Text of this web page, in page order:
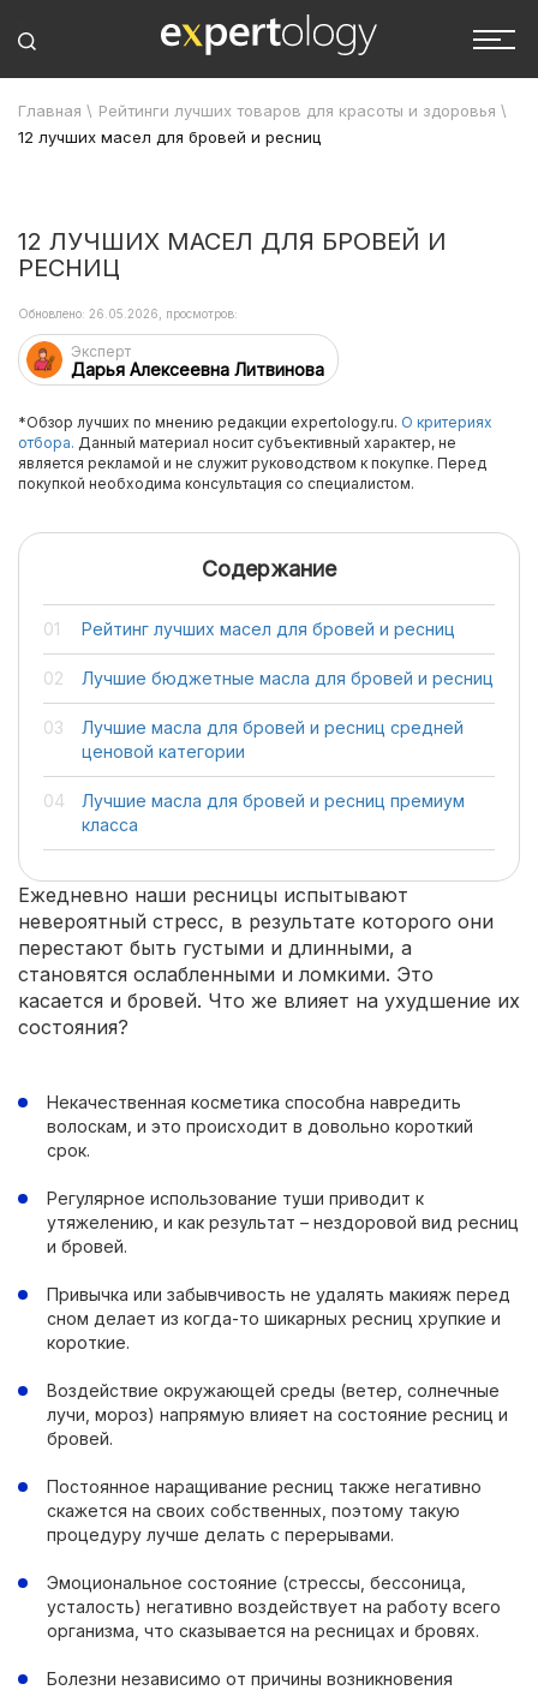
Главная \ Рейтинги лучших товаров для красоты и здоровья \
12 лучших масел для бровей и ресниц
12 ЛУЧШИХ МАСЕЛ ДЛЯ БРОВЕЙ И
РЕСНИЦ
Эксперт
Дарья Алексеевна Литвинова
Обновлено: 26.05.2026, просмотров:
*Обзор лучших по мнению редакции expertology.ru. О критериях
отбора. Данный материал носит субъективный характер, не
является рекламой и не служит руководством к покупке. Перед
покупкой необходима консультация со специалистом.
Содержание
Рейтинг лучших масел для бровей и ресниц
Лучшие бюджетные масла для бровей и ресниц
Лучшие масла для бровей и ресниц средней
ценовой категории
Лучшие масла для бровей и ресниц премиум
класса
Ежедневно наши ресницы испытывают
невероятный стресс, в результате которого они
перестают быть густыми и длинными, а
становятся ослабленными и ломкими. Это
касается и бровей. Что же влияет на ухудшение их
состояния?
Некачественная косметика способна навредить
волоскам, и это происходит в довольно короткий
срок.
Регулярное использование туши приводит к
утяжелению, и как результат – нездоровой вид ресниц
и бровей.
Привычка или забывчивость не удалять макияж перед
сном делает из когда-то шикарных ресниц хрупкие и
короткие.
Воздействие окружающей среды (ветер, солнечные
лучи, мороз) напрямую влияет на состояние ресниц и
бровей.
Постоянное наращивание ресниц также негативно
скажется на своих собственных, поэтому такую
процедуру лучше делать с перерывами.
Эмоциональное состояние (стрессы, бессоница,
усталость) негативно воздействует на работу всего
организма, что сказывается на ресницах и бровях.
Болезни независимо от причины возникновения